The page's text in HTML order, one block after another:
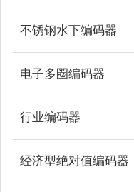
不锈钢水下编码器
电子多圈编码器
行业编码器
经济型绝对值编码器